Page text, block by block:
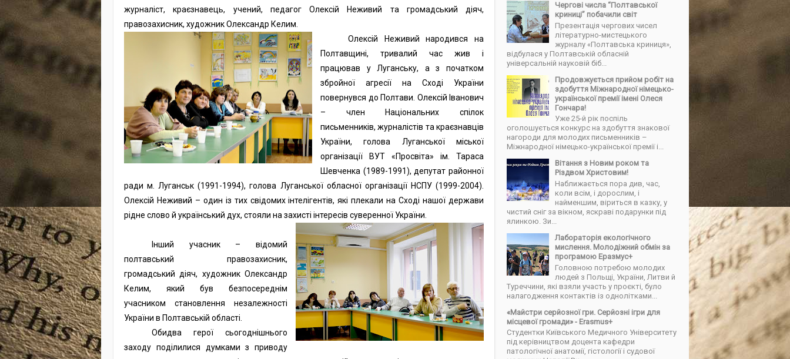
журналіст, краєзнавець, учений, педагог Олексій Неживий та громадський діяч,
правозахисник, художник Олександр Келим.
Олексій Неживий народився на
Полтавщині, тривалий час жив і
працював у Луганську, а з початком
збройної агресії на Сході України
повернувся до Полтави. Олексій Іванович
– член Національних спілок
письменників, журналістів та краєзнавців
України, голова Луганської міської
організації ВУТ «Просвіта» ім. Тараса
Шевченка (1989-1991), депутат районної
ради м. Луганськ (1991-1994), голова Луганської обласної організації НСПУ (1999-2004).
Олексій Неживий – один із тих свідомих інтелігентів, які плекали на Сході нашої держави
рідне слово й український дух, стояли на захисті інтересів суверенної України.
Інший учасник – відомий
полтавський правозахисник,
громадський діяч, художник Олександр
Келим, який був безпосереднім
учасником становлення незалежності
України в Полтавській області.
Обидва герої сьогоднішнього
заходу поділилися думками з приводу
Чергові числа “Полтавської
криниці” побачили світ
Презентація чергових чисел
літературно-мистецького
журналу «Полтавська криниця»,
відбулася у Полтавській обласній
універсальній науковій біб...
Продовжується прийом робіт на
здобуття Міжнародної німецько-
української премії імені Олеся
Гончара!
Уже 25-й рік поспіль
оголошується конкурс на здобуття знакової
нагороди для молодих письменників –
Міжнародної німецько-української премії і...
Вітання з Новим роком та
Різдвом Христовим!
Наближається пора див, час,
коли всім, і дорослим, і
найменшим, віриться в казку, у
чистий сніг за вікном, яскраві подарунки під
ялинкою. Зи...
Лабораторія екологічного
мислення. Молодіжний обмін за
програмою Еразмус+
Головною потребою молодих
людей з Польщі, України, Литви й
Туреччини, які взяли участь у проєкті, було
налагодження контактів із однолітками...
«Майстри серйозної гри. Серйозні ігри для
місцевої громади» - Erasmus+
Студентки Київського Медичного Університету
під керівництвом доцента кафедри
патологічної анатомії, гістології і судової